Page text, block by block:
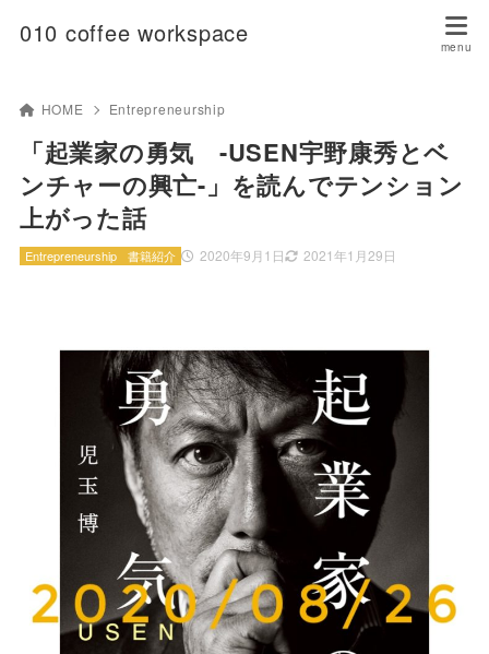
010 coffee workspace
HOME Entrepreneurship
「起業家の勇気 -USEN宇野康秀とベ
ンチャーの興亡-」を読んでテンション
上がった話
2020年9月1日 2021年1月29日
Entrepreneurship 書籍紹介